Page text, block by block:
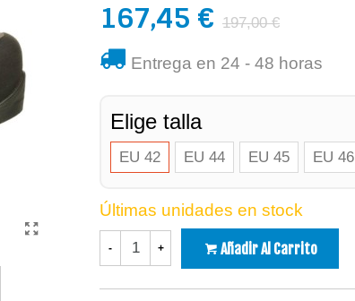
167,45 € 197,00 €
Entrega en 24 - 48 horas
Elige talla
EU 42 EU 44 EU 45 EU 46
Últimas unidades en stock
- + Añadir Al Carrito